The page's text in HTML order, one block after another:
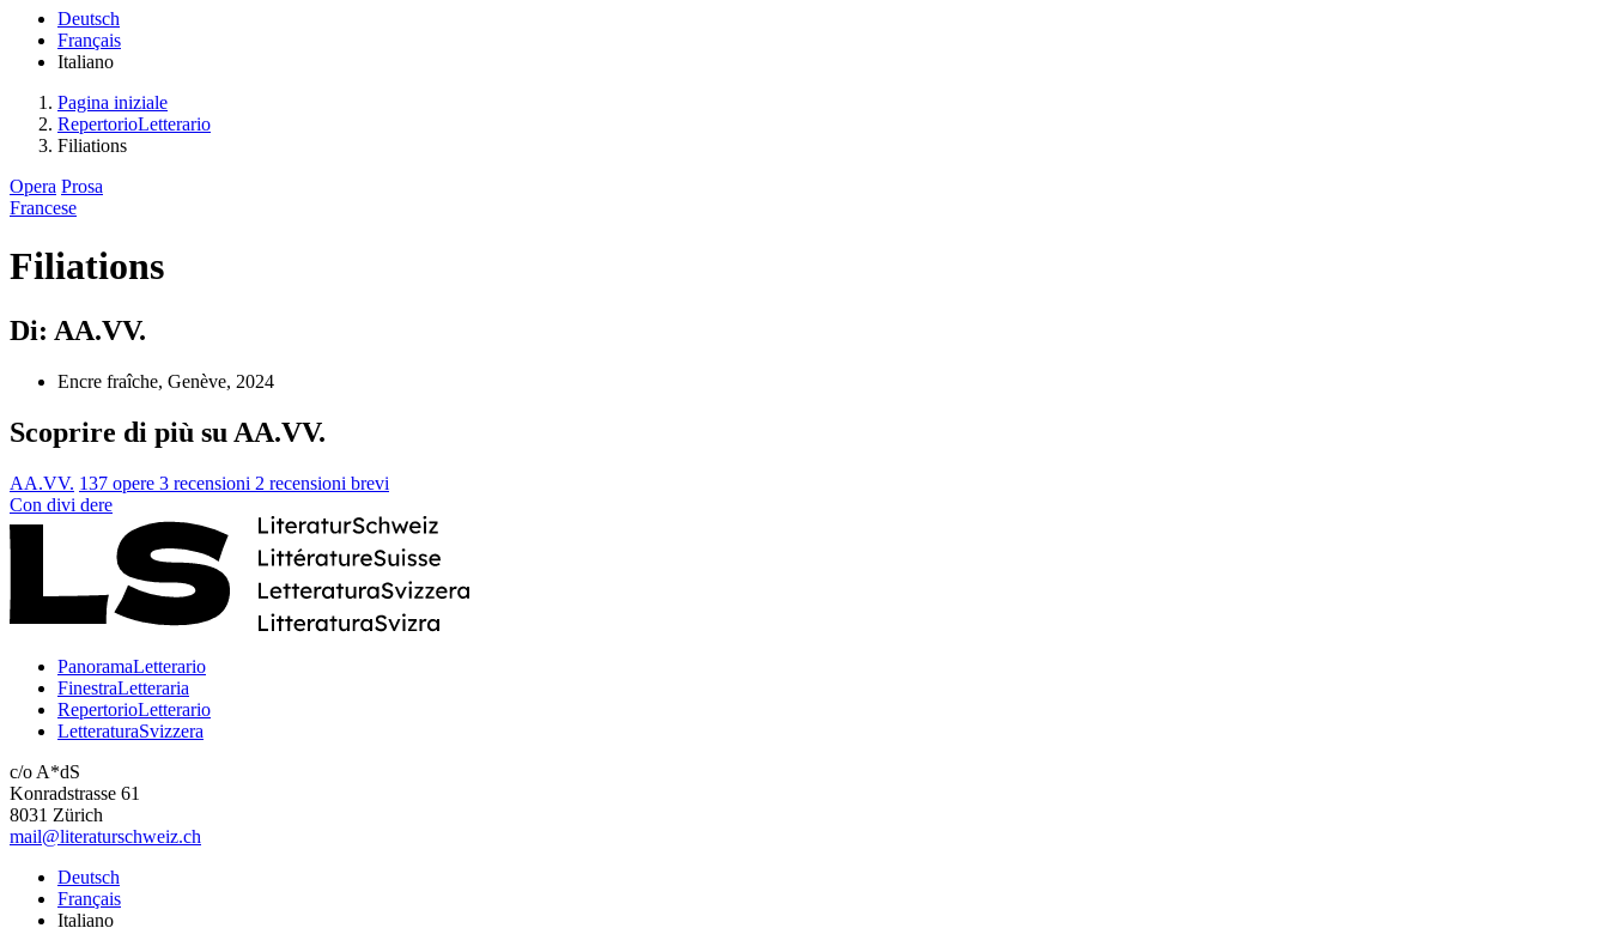
Deutsch
Français
Italiano
Pagina iniziale
RepertorioLetterario
Filiations
Opera Prosa
Francese
Filiations
Di: AA.VV.
Encre fraîche, Genève, 2024
Scoprire di più su AA.VV.
AA.VV. 137 opere 3 recensioni 2 recensioni brevi
Con divi dere
PanoramaLetterario
FinestraLetteraria
RepertorioLetterario
LetteraturaSvizzera
c/o A*dS
Konradstrasse 61
8031 Zürich
mail@literaturschweiz.ch
Deutsch
Français
Italiano